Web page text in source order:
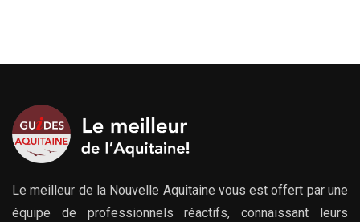
Le meilleur de la Nouvelle Aquitaine vous est offert par une
équipe de professionnels réactifs, connaissant leurs